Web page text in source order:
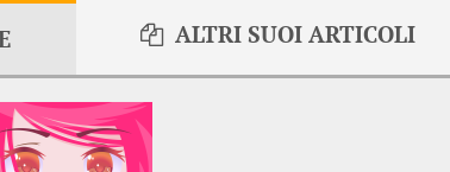
ALTRI SUOI ARTICOLI